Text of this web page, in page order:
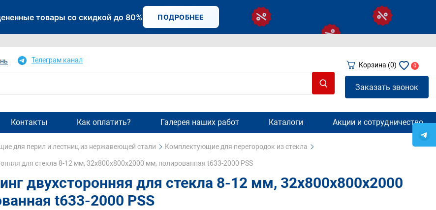
товары со скидкой до 80% ПОДРОБНЕЕ
Телеграм канал
Корзина (0) 0
Заказать звонок
Контакты Как оплатить? Галерея наших работ Каталоги Акции и сотрудничество
для перил и лестниц из нержавеющей стали Комплектующие для перегородок из стекла
для стекла 8-12 мм, 32х800х800х2000 мм, полированная t633-2000 PSS
двухсторонняя для стекла 8-12 мм, 32х800х800х2000
t633-2000 PSS